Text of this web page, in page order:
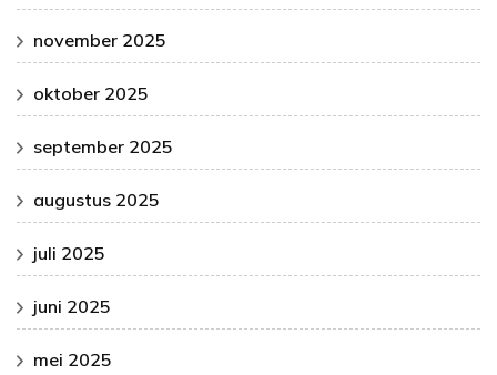
november 2025
oktober 2025
september 2025
augustus 2025
juli 2025
juni 2025
mei 2025